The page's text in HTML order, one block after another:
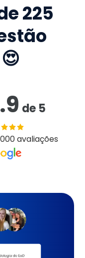
225
de 5
avaliações